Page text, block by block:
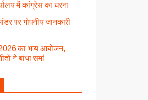
में कांग्रेस का धरना
पर गोपनीय जानकारी
का भव्य आयोजन,
ने बांधा समां